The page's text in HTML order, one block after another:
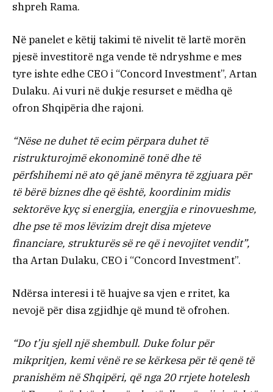
shpreh Rama.
Në panelet e këtij takimi të nivelit të lartë morën
pjesë investitorë nga vende të ndryshme e mes
tyre ishte edhe CEO i “Concord Investment”, Artan
Dulaku. Ai vuri në dukje resurset e mëdha që
ofron Shqipëria dhe rajoni.
“Nëse ne duhet të ecim përpara duhet të
ristrukturojmë ekonominë tonë dhe të
përfshihemi në ato që janë mënyra të zgjuara për
të bërë biznes dhe që është, koordinim midis
sektorëve kyç si energjia, energjia e rinovueshme,
dhe pse të mos lëvizim drejt disa mjeteve
financiare, strukturës së re që i nevojitet vendit”,
tha Artan Dulaku, CEO i “Concord Investment”.
Ndërsa interesi i të huajve sa vjen e rritet, ka
nevojë për disa zgjidhje që mund të ofrohen.
“Do t’ju sjell një shembull. Duke folur për
mikpritjen, kemi vënë re se kërkesa për të qenë të
pranishëm në Shqipëri, që nga 20 rrjete hotelesh